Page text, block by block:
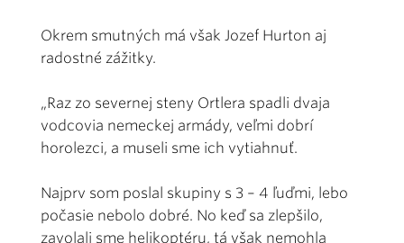
Okrem smutných má však Jozef Hurton aj
radostné zážitky.
„Raz zo severnej steny Ortlera spadli dvaja
vodcovia nemeckej armády, veľmi dobrí
horolezci, a museli sme ich vytiahnuť.
Najprv som poslal skupiny s 3 – 4 ľuďmi, lebo
počasie nebolo dobré. No keď sa zlepšilo,
zavolali sme helikoptéru, tá však nemohla